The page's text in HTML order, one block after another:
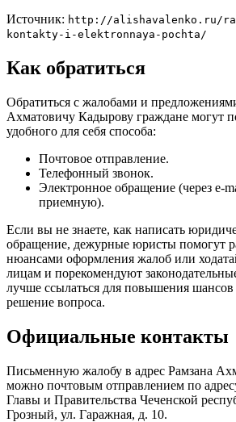
Источник: http://alishavalenko.ru/
kontakty-i-elektronnaya-pochta/
Как обратиться
Обратиться с жалобами и
Ахматовичу Кадырову граждане могут
удобного для себя способа:
Почтовое отправление.
Телефонный звонок.
Электронное обращение (через e-
приемную).
Если вы не знаете, как написать
обращение, дежурные юристы помогут
нюансами оформления жалоб или
лицам и порекомендуют
лучше ссылаться для повышения
решение вопроса.
Официальные контакты
Письменную жалобу в адрес Рамзана
можно почтовым отправлением по
Главы и Правительства Чеченской
Грозный, ул. Гаражная, д. 10.